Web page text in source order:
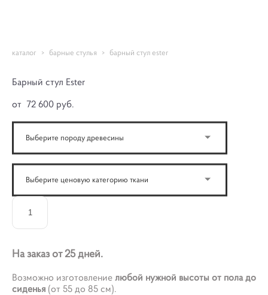
каталог > барные стулья > барный стул ester
Барный стул Ester
от 72 600 pуб.
Выберите породу древесины
Выберите ценовую категорию ткани
На заказ от 25 дней.
Возможно изготовление любой нужной высоты от пола до
сиденья (от 55 до 85 см).